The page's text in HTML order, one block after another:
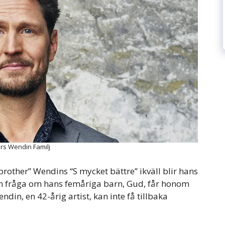
Wendin Familj
Wendins “S mycket bättre” ikväll blir hans
om hans femåriga barn, Gud, får honom
en 42-årig artist, kan inte få tillbaka